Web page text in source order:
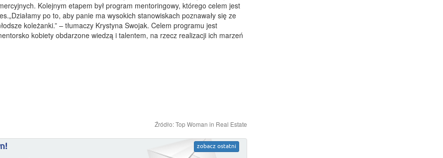
Kolejnym etapem był program mentoringowy, którego celem jest
po to, aby panie ma wysokich stanowiskach poznawały się ze
koleżanki.” – tłumaczy Krystyna Swojak. Celem programu jest
kobiety obdarzone wiedzą i talentem, na rzecz realizacji ich marzeń
Źródło: Top Woman in Real Estate
zobacz ostatni